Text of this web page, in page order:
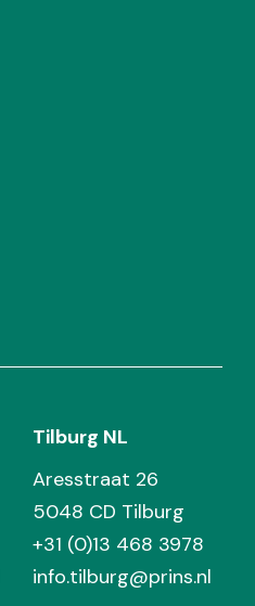
Tilburg NL
Aresstraat 26
5048 CD Tilburg
+31 (0)13 468 3978
info.tilburg@prins.nl